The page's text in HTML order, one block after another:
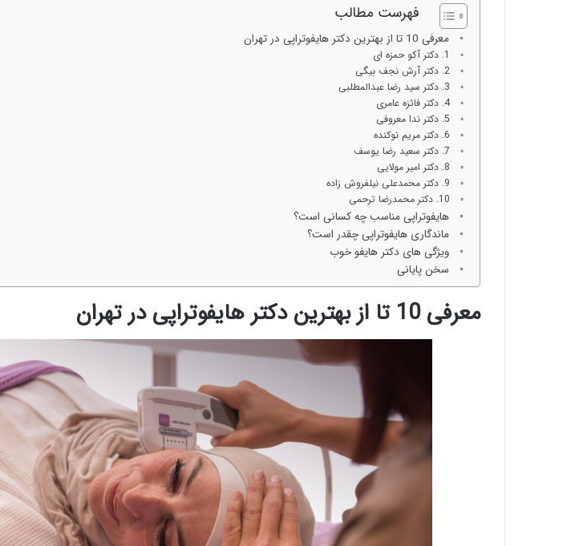
فهرست مطالب
معرفی 10 تا از بهترین دکتر هایفوتراپی در تهران
1. دکتر آکو حمزه ای
2. دکتر آرش نجف بیگی
3. دکتر سید رضا عبدالمطلبی
4. دکتر فائزه عامری
5. دکتر ندا معروفی
6. دکتر مریم نوکنده
7. دکتر سعید رضا یوسف
8. دکتر امیر مولایی
9. دکتر محمدعلی نیلفروش زاده
10. دکتر محمدرضا ترحمی
هایفوتراپی مناسب چه کسانی است؟
ماندگاری هایفوتراپی چقدر است؟
ویژگی های دکتر هایفو خوب
سخن پایانی
معرفی 10 تا از بهترین دکتر هایفوتراپی در تهران